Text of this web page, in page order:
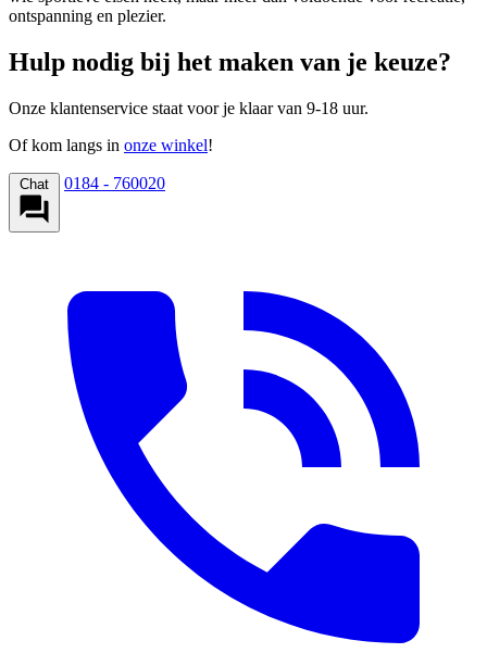
ontspanning en plezier.
Hulp nodig bij het maken van je keuze?
Onze klantenservice staat voor je klaar van 9-18 uur.
Of kom langs in onze winkel!
Chat 0184 - 760020